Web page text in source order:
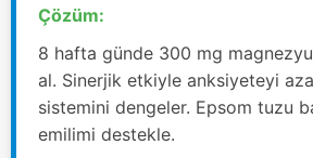
Çözüm:
8 hafta günde 300 mg
al. Sinerjik etkiyle anksiyeteyi
sistemini dengeler. Epsom tuzu
emilimi destekle.